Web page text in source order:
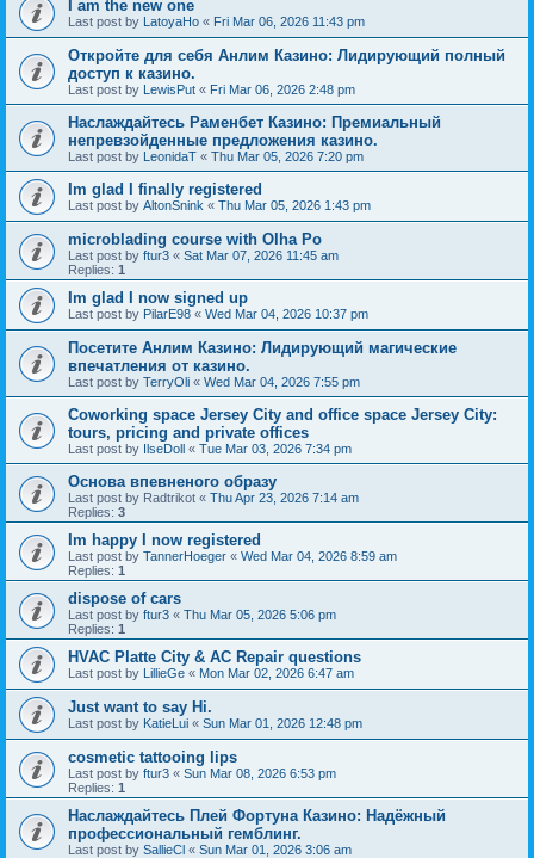
I am the new one
Last post by LatoyaHo « Fri Mar 06, 2026 11:43 pm
Откройте для себя Анлим Казино: Лидирующий полный
доступ к казино.
Last post by LewisPut « Fri Mar 06, 2026 2:48 pm
Наслаждайтесь Раменбет Казино: Премиальный
непревзойденные предложения казино.
Last post by LeonidaT « Thu Mar 05, 2026 7:20 pm
Im glad I finally registered
Last post by AltonSnink « Thu Mar 05, 2026 1:43 pm
microblading course with Olha Po
Last post by ftur3 « Sat Mar 07, 2026 11:45 am
Replies: 1
Im glad I now signed up
Last post by PilarE98 « Wed Mar 04, 2026 10:37 pm
Посетите Анлим Казино: Лидирующий магические
впечатления от казино.
Last post by TerryOli « Wed Mar 04, 2026 7:55 pm
Coworking space Jersey City and office space Jersey City:
tours, pricing and private offices
Last post by IlseDoll « Tue Mar 03, 2026 7:34 pm
Основа впевненого образу
Last post by Radtrikot « Thu Apr 23, 2026 7:14 am
Replies: 3
Im happy I now registered
Last post by TannerHoeger « Wed Mar 04, 2026 8:59 am
Replies: 1
dispose of cars
Last post by ftur3 « Thu Mar 05, 2026 5:06 pm
Replies: 1
HVAC Platte City & AC Repair questions
Last post by LillieGe « Mon Mar 02, 2026 6:47 am
Just want to say Hi.
Last post by KatieLui « Sun Mar 01, 2026 12:48 pm
cosmetic tattooing lips
Last post by ftur3 « Sun Mar 08, 2026 6:53 pm
Replies: 1
Наслаждайтесь Плей Фортуна Казино: Надёжный
профессиональный гемблинг.
Last post by SallieCl « Sun Mar 01, 2026 3:06 am